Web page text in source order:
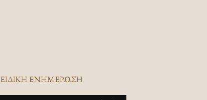
ΕΙΔΙΚΉ ΕΝΗΜΈΡΩΣΗ